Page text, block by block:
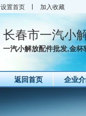
设置首页 加入收藏
长春市一汽小
一汽小解放配件批发,金
返回首页 企业